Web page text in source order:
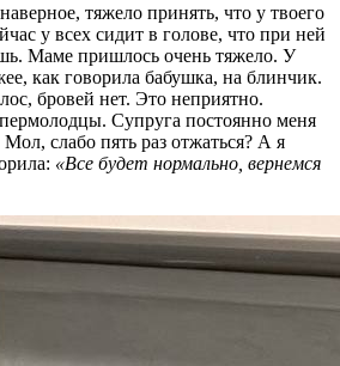
тяжело принять, что у твоего
у всех сидит в голове, что при ней
Маме пришлось очень тяжело. У
как говорила бабушка, на блинчик.
бровей нет. Это неприятно.
Супруга постоянно меня
слабо пять раз отжаться? А я
«Все будет нормально, вернемся